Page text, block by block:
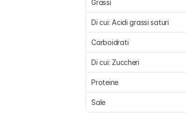
Grassi
Di cui: Acidi grassi saturi
Carboidrati
Di cui: Zuccheri
Proteine
Sale